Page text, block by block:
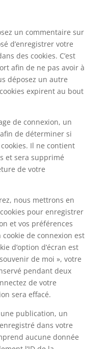
un commentaire sur
d’enregistrer votre
des cookies. C’est
afin de ne pas avoir à
déposez un autre
expirent au bout
de connexion, un
de déterminer si
Il ne contient
et sera supprimé
de votre
nous mettrons en
pour enregistrer
et vos préférences
cookie de connexion est
d’option d’écran est
de moi », votre
pendant deux
de votre
sera effacé.
publication, un
dans votre
aucune donnée